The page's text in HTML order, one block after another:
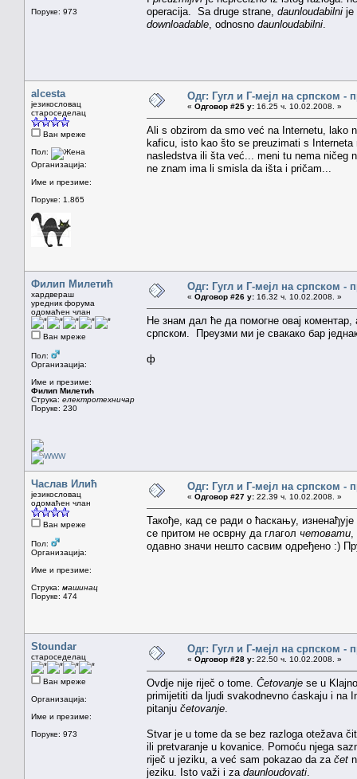
Поруке: 973
operacija. Sa druge strane, daunloudabilni je
downloadable , odnosno daunloudabilni
alcesta
језикословац
староседелац
Ван мреже
Пол:
Организација:
Име и презиме:
Поруке: 1.865
Одг: Гугл и Г-мејл на српском -
« Одговор #25 у: 16.25 ч. 10.02.2008. »
Ali s obzirom da smo već na Internetu, lako
kaficu, isto kao što se preuzimati s
nasledstva ili šta već... meni tu nema ničeg
ne znam ima li smisla da išta i pričam...
Филип Милетић
хардвераш
уредник форума
одомаћен члан
Ван мреже
Пол:
Организација:
Име и презиме:
Филип Милетић
Струка: електротехничар
Поруке: 230
Одг: Гугл и Г-мејл на српском -
« Одговор #26 у: 16.32 ч. 10.02.2008. »
Не знам дал ће да помогне овај
српском. Преузми ми је свакако бар
ф
Часлав Илић
језикословац
одомаћен члан
Ван мреже
Пол:
Организација:
Име и презиме:
Струка: машинац
Поруке: 474
Одг: Гугл и Г-мејл на српском -
« Одговор #27 у: 22.39 ч. 10.02.2008. »
Такође, кад се ради о ћаскању,
се притом не осврну да глагол четовати
одавно значи нешто сасвим одређено :)
Stoundar
староседелац
Ван мреже
Организација:
Име и презиме:
Поруке: 973
Одг: Гугл и Г-мејл на српском -
« Одговор #28 у: 22.50 ч. 10.02.2008. »
Ovdje nije riječ o tome. Četovanje se u
primijetiti da ljudi svakodnevno ćaskaju i na
pitanju četovanje
Stvar je u tome da se bez razloga otežava
ili pretvaranje u kovanice. Pomoću njega
riječ u jeziku, a već sam pokazao da za čet
jeziku. Isto važi i za daunloudovati